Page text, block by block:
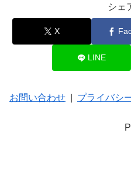
シェ
X
LINE
お問い合わせ プライバシ